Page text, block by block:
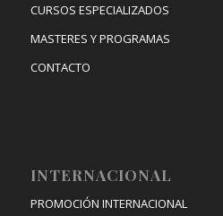
CURSOS ESPECIALIZADOS
MASTERES Y PROGRAMAS
CONTACTO
INTERNACIONAL
PROMOCIÓN INTERNACIONAL